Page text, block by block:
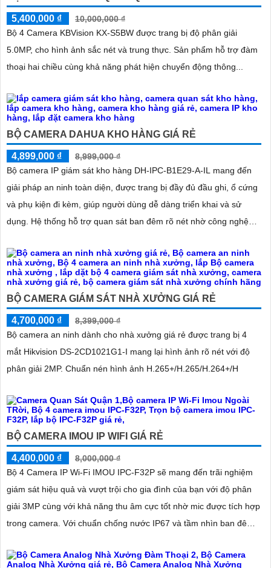
5,400,000 ₫
10,000,000 ₫
Bộ 4 Camera KBVision KX-S5BW được trang bị độ phân giải
5.0MP, cho hình ảnh sắc nét và trung thực. Sản phẩm hỗ trợ đàm
thoại hai chiều cùng khả năng phát hiện chuyển động thông...
BỘ CAMERA DAHUA KHO HÀNG GIÁ RẺ
4,899,000 ₫
8,999,000 ₫
Bộ camera IP giám sát kho hàng DH-IPC-B1E29-A-IL mang đến
giải pháp an ninh toàn diện, được trang bị đầy đủ đầu ghi, ổ cứng
và phụ kiện đi kèm, giúp người dùng dễ dàng triển khai và sử
dụng. Hệ thống hỗ trợ quan sát ban đêm rõ nét nhờ công nghệ
hiện chuyển động thông minh, giúp đảm bảo an toàn tuyệt đối cho
khu vực kho hàng
BỘ CAMERA GIÁM SÁT NHÀ XƯỞNG GIÁ RẺ
4,700,000 ₫
8,399,000 ₫
Bộ camera an ninh dành cho nhà xưởng giá rẻ được trang bị 4
mắt Hikvision DS-2CD1021G1-I mang lại hình ảnh rõ nét với độ
phân giải 2MP. Chuẩn nén hình ảnh H.265+/H.265/H.264+/H
BỘ CAMERA IMOU IP WIFI GIÁ RẺ
4,400,000 ₫
8,000,000 ₫
Bộ 4 Camera IP Wi-Fi IMOU IPC-F32P sẽ mang đến trãi nghiệm
giám sát hiệu quả và vượt trội cho gia đình của bạn với độ phân
giải 3MP cùng với khả năng thu âm cực tốt nhờ mic được tích hợp
trong camera. Với chuẩn chống nước IP67 và tầm nhìn ban đêm